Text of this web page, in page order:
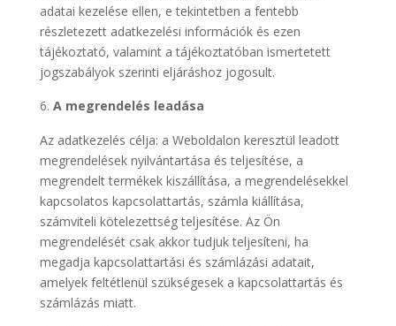
adatai kezelése ellen, e tekintetben a fentebb
részletezett adatkezelési információk és ezen
tájékoztató, valamint a tájékoztatóban ismertetett
jogszabályok szerinti eljáráshoz jogosult.
A megrendelés leadása
Az adatkezelés célja: a Weboldalon keresztül leadott
megrendelések nyilvántartása és teljesítése, a
megrendelt termékek kiszállítása, a megrendelésekkel
kapcsolatos kapcsolattartás, számla kiállítása,
számviteli kötelezettség teljesítése. Az Ön
megrendelését csak akkor tudjuk teljesíteni, ha
megadja kapcsolattartási és számlázási adatait,
amelyek feltétlenül szükségesek a kapcsolattartás és
számlázás miatt.